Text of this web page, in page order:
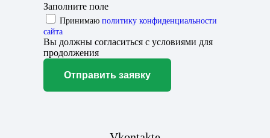
Заполните поле
Принимаю политику конфиденциальности
сайта
Вы должны согласиться с условиями для
продолжения
Отправить заявку